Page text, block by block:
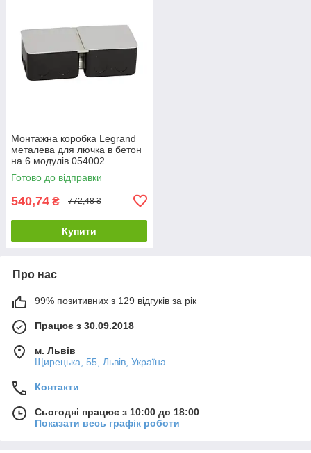
Монтажна коробка Legrand
металева для лючка в бетон
на 6 модулів 054002
Готово до відправки
540,74 ₴ 772,48 ₴
Купити
Про нас
99% позитивних з 129 відгуків за рік
Працює з 30.09.2018
м. Львів
Щирецька, 55, Львів, Україна
Контакти
Сьогодні працює з 10:00 до 18:00
Показати весь графік роботи